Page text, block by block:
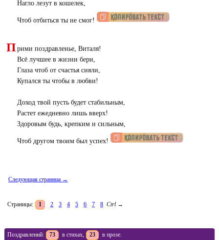
Нагло лезут в кошелек,
Чтоб отбиться ты не смог!
П рими поздравленье, Виталя!
Всё лучшее в жизни бери,
Глаза чтоб от счастья сияли,
Купался ты чтобы в любви!
Доход твой пусть будет стабильным,
Растет ежедневно лишь вверх!
Здоровым будь, крепким и сильным,
Чтоб другом твоим был успех!
Следующая страница →
Страницы: 1 2 3 4 5 6 7 8 Ctrl →
Поздравлений: 73 в стихах, 23 в прозе.